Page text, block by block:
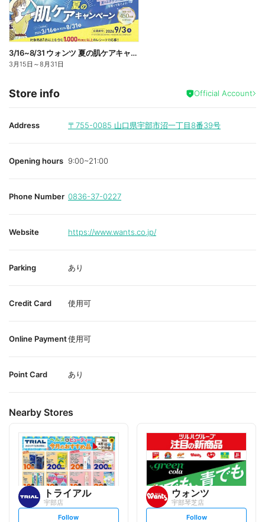
3/16~8/31 ウォンツ 夏の肌ケアキャンペーン
3月15日 ～8月31日
Store info Official Account
Address 〒755-0085 山口県宇部市沼一丁目8番39号
Opening hours 9:00~21:00
Phone Number 0836-37-0227
Website https://www.wants.co.jp/
Parking あり
Credit Card 使用可
Online Payment使用可
Point Card あり
Nearby Stores
トライアル
宇部店
s
Follow
ウォンツ
宇部琴芝店
s
Follow